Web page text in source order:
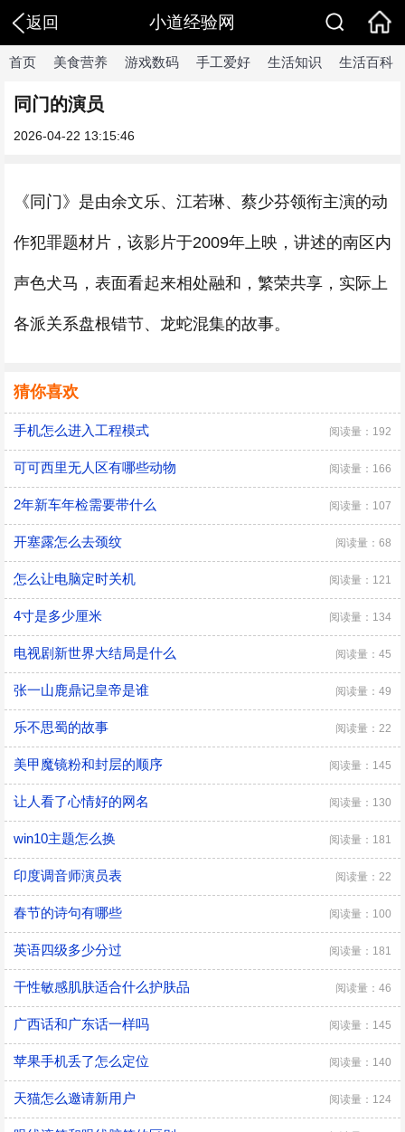
返回 小道经验网
首页 美食营养 游戏数码 手工爱好 生活知识 生活百科
同门的演员
2026-04-22 13:15:46
《同门》是由余文乐、江若琳、蔡少芬领衔主演的动
作犯罪题材片，该影片于2009年上映，讲述的南区内
声色犬马，表面看起来相处融和，繁荣共享，实际上
各派关系盘根错节、龙蛇混集的故事。
猜你喜欢
手机怎么进入工程模式 阅读量：192
可可西里无人区有哪些动物 阅读量：166
2年新车年检需要带什么 阅读量：107
开塞露怎么去颈纹 阅读量：68
怎么让电脑定时关机 阅读量：121
4寸是多少厘米 阅读量：134
电视剧新世界大结局是什么 阅读量：45
张一山鹿鼎记皇帝是谁 阅读量：49
乐不思蜀的故事 阅读量：22
美甲魔镜粉和封层的顺序 阅读量：145
让人看了心情好的网名 阅读量：130
win10主题怎么换 阅读量：181
印度调音师演员表 阅读量：22
春节的诗句有哪些 阅读量：100
英语四级多少分过 阅读量：181
干性敏感肌肤适合什么护肤品 阅读量：46
广西话和广东话一样吗 阅读量：145
苹果手机丢了怎么定位 阅读量：140
天猫怎么邀请新用户 阅读量：124